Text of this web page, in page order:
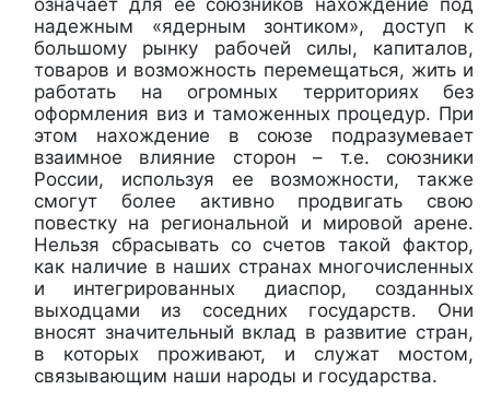
надежным «ядерным зонтиком», доступ к
большому рынку рабочей силы, капиталов,
товаров и возможность перемещаться, жить и
работать на огромных территориях без
оформления виз и таможенных процедур. При
этом нахождение в союзе подразумевает
взаимное влияние сторон – т.е. союзники
России, используя ее возможности, также
смогут более активно продвигать свою
повестку на региональной и мировой арене.
Нельзя сбрасывать со счетов такой фактор,
как наличие в наших странах многочисленных
и интегрированных диаспор, созданных
выходцами из соседних государств. Они
вносят значительный вклад в развитие стран,
в которых проживают, и служат мостом,
связывающим наши народы и государства.